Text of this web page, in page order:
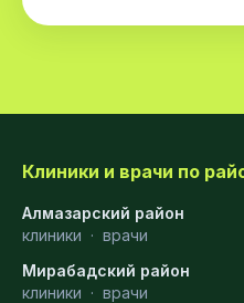
Клиники и врачи по
Алмазарский район
клиники · врачи
Мирабадский район
клиники · врачи